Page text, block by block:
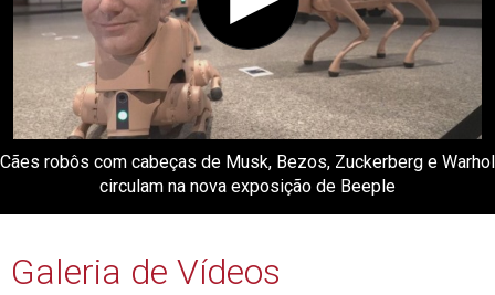
Cães robôs com cabeças de Musk, Bezos, Zuckerberg e Warhol
circulam na nova exposição de Beeple
Galeria de Vídeos